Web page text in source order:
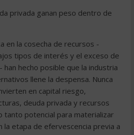
privada ganan peso dentro de
en la cosecha de recursos -
tipos de interés y el exceso de
han hecho posible que la industria
llene la despensa. Nunca
en capital riesgo,
deuda privada y recursos
tanto potencial para materializar
la etapa de efervescencia previa a